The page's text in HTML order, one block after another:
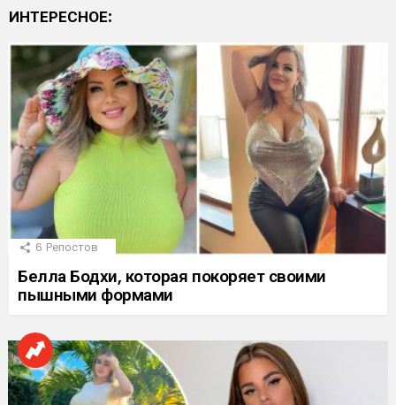
ИНТЕРЕСНОЕ:
6 Репостов
Белла Бодхи, которая покоряет своими
пышными формами